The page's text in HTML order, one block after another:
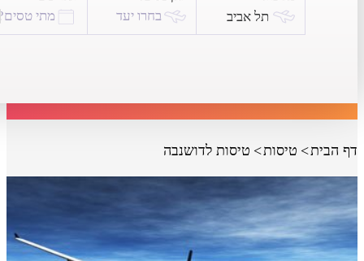
השכרת
רכב
תל אביב בחרו יעד מתי
דף הבית טיסות טיסות לדושנבה